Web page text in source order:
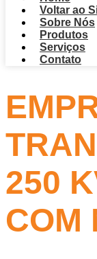
Voltar ao
Sobre Nós
Produtos
Serviços
Contato
250
COM